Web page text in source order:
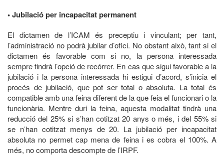
• Jubilació per incapacitat permanent
El dictamen de l’ICAM és preceptiu i vinculant; per tant,
l’administració no podrà jubilar d’ofici. No obstant això, tant si el
dictamen és favorable com si no, la persona interessada
sempre tindrà l’opció de recórrer. En cas que sigui favorable a la
jubilació i la persona interessada hi estigui d’acord, s’inicia el
procés de jubilació, que pot ser total o absoluta. La total és
compatible amb una feina diferent de la que feia el funcionari o la
funcionària. Mentre duri la feina, aquesta modalitat tindrà una
reducció del 25% si s’han cotitzat 20 anys o més, i del 55% si
se n’han cotitzat menys de 20. La jubilació per incapacitat
absoluta no permet cap mena de feina i es cobra el 100%. A
més, no comporta descompte de l’IRPF.